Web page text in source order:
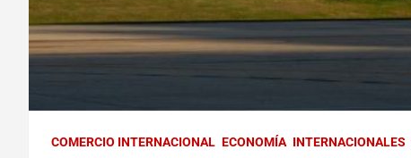
COMERCIO INTERNACIONAL ECONOMÍA INTERNACIONALES